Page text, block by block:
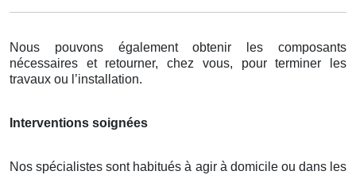
Nous pouvons également obtenir les composants
nécessaires et retourner, chez vous, pour terminer les
travaux ou l’installation.
Interventions soignées
Nos spécialistes sont habitués à agir à domicile ou dans les